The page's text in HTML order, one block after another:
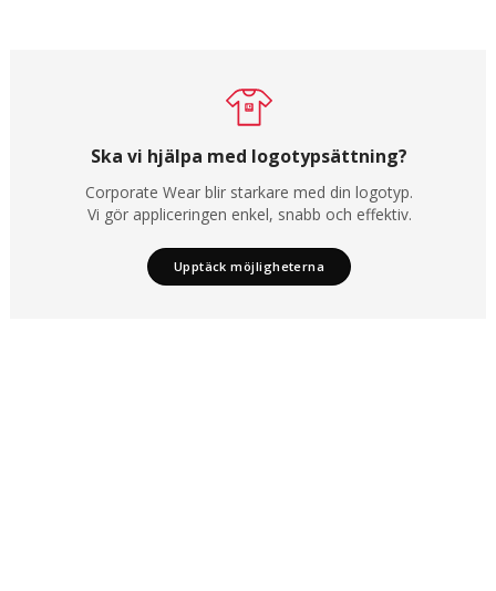
Ska vi hjälpa med logotypsättning?
Corporate Wear blir starkare med din logotyp.
Vi gör appliceringen enkel, snabb och effektiv.
Upptäck möjligheterna